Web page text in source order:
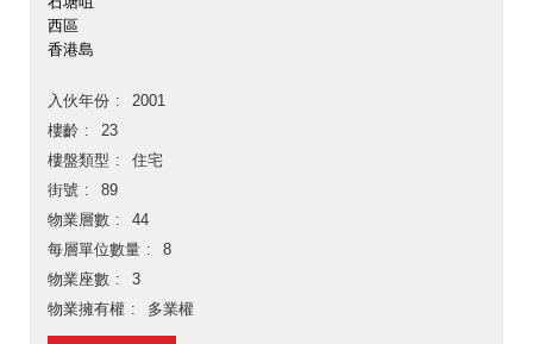
西區
香港島
入伙年份
2001
樓齡
23
樓盤類型
住宅
街號
89
物業層數
44
每層單位數量
8
物業座數
3
物業擁有權
多業權